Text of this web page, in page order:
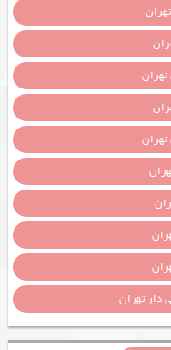
دار تهران